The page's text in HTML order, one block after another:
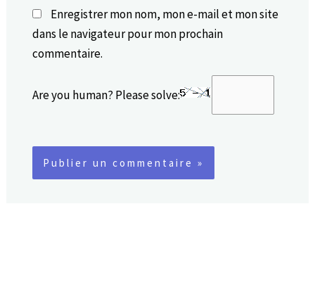
Enregistrer mon nom, mon e-mail et mon site
dans le navigateur pour mon prochain
commentaire.
Are you human? Please solve: